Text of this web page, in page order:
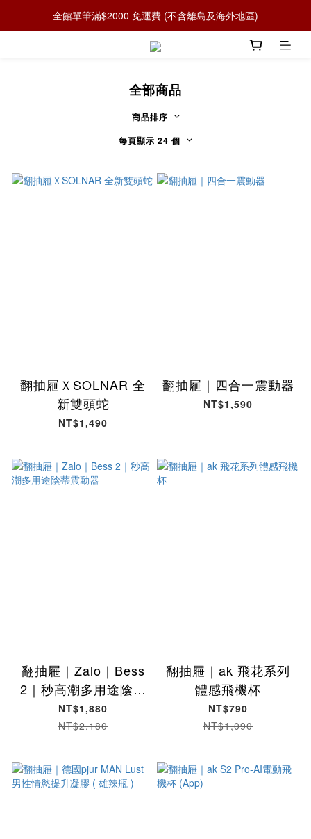
全館單筆滿$2000 免運費 (不含離島及海外地區)
全部商品
商品排序
每頁顯示 24 個
翻抽屜ＸSOLNAR 全
新雙頭蛇
NT$1,490
翻抽屜｜四合一震動器
NT$1,590
翻抽屜｜Zalo｜Bess
2｜秒高潮多用途陰蒂
震動器
NT$1,880
NT$2,180
翻抽屜｜ak 飛花系列
體感飛機杯
NT$790
NT$1,090